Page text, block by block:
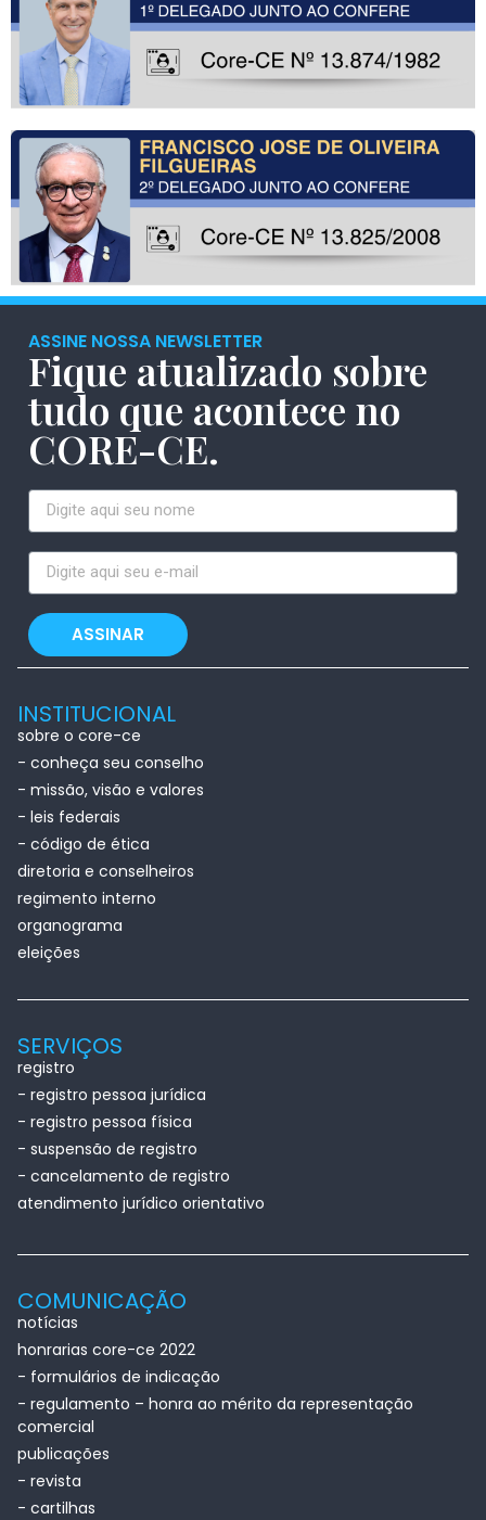
ASSINE NOSSA NEWSLETTER
Fique atualizado sobre
tudo que acontece no
CORE-CE.
ASSINAR
INSTITUCIONAL
sobre o core-ce
- conheça seu conselho
- missão, visão e valores
- leis federais
- código de ética
diretoria e conselheiros
regimento interno
organograma
eleições
SERVIÇOS
registro
- registro pessoa jurídica
- registro pessoa física
- suspensão de registro
- cancelamento de registro
atendimento jurídico orientativo
COMUNICAÇÃO
notícias
honrarias core-ce 2022
- formulários de indicação
- regulamento – honra ao mérito da representação
comercial
publicações
- revista
- cartilhas